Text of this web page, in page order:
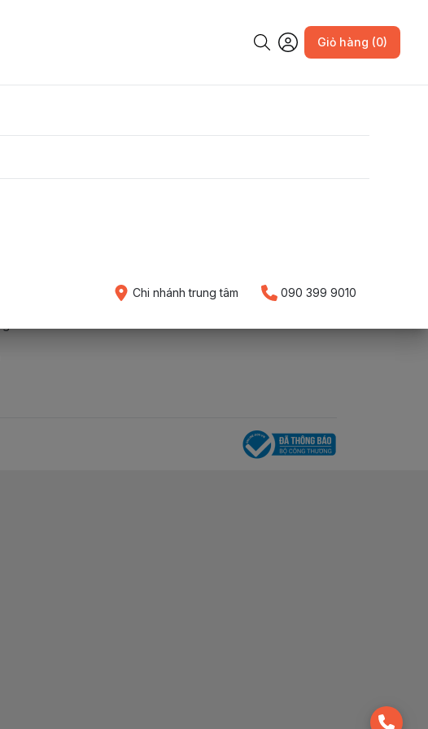
Giỏ hàng (0)
Chi nhánh trung tâm 090 399 9010